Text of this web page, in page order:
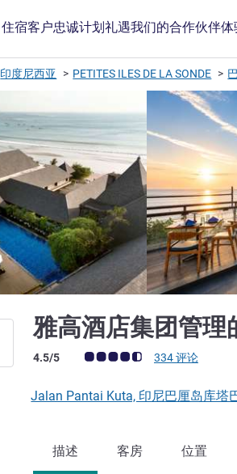
住宿客户忠诚计划礼遇我们的合作伙伴体
印度尼西亚 PETITES ILES DE LA SONDE
雅高酒店集团管
客户意见评级 (ALL 评级)
4.5/5 334 评论
Jalan Pantai Kuta, 印尼巴厘岛库塔
描述 客房 位置